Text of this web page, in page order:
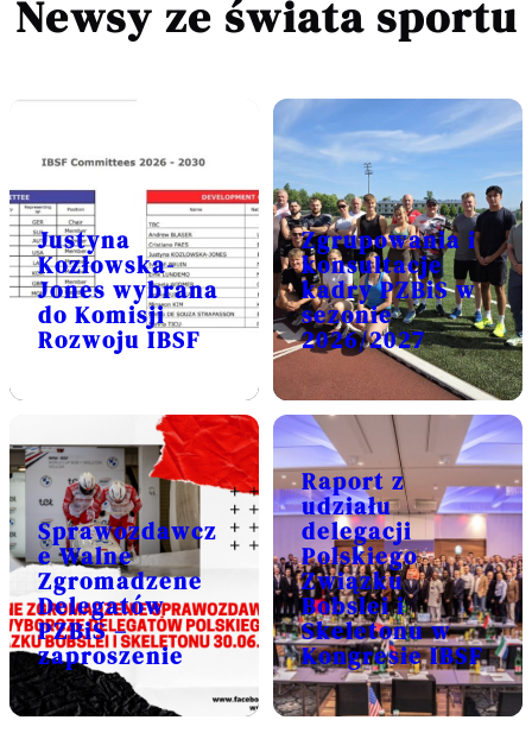
Newsy ze świata sportu
Justyna
Kozłowska-
Jones wybrana
do Komisji
Rozwoju IBSF
Zgrupowania i
konsultacje
kadry PZBiS w
sezonie
2026/2027
Sprawozdawcz
e Walne
Zgromadzene
Delegatów
PZBiS –
zaproszenie
Raport z
udziału
delegacji
Polskiego
Związku
Bobslei i
Skeletonu w
Kongresie IBSF